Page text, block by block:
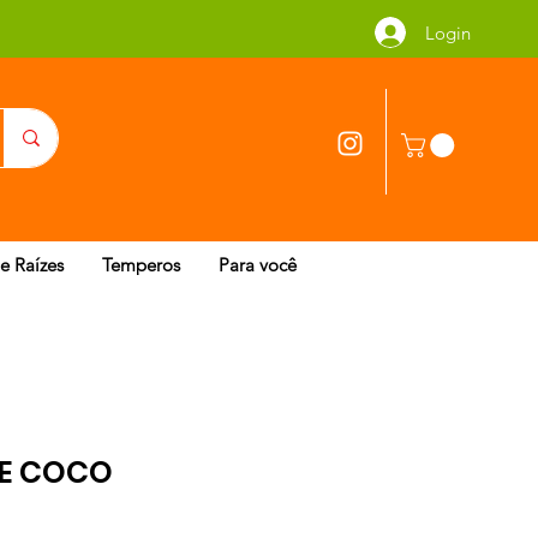
Login
Raízes Temperos Para você
COCO